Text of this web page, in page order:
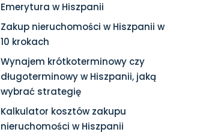
Emerytura w Hiszpanii
Zakup nieruchomości w Hiszpanii w
10 krokach
Wynajem krótkoterminowy czy
długoterminowy w Hiszpanii, jaką
wybrać strategię
Kalkulator kosztów zakupu
nieruchomości w Hiszpanii